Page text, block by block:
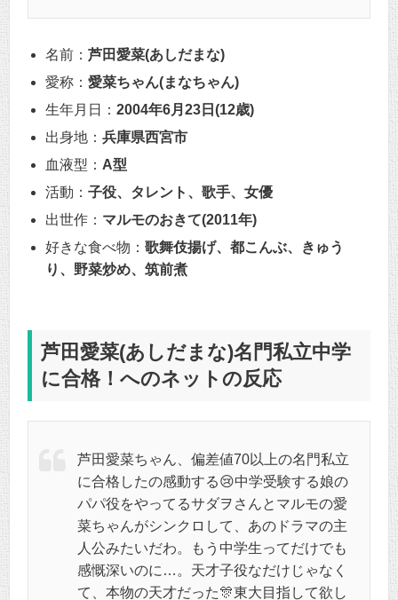
名前： 芦田愛菜(あしだまな)
愛称： 愛菜ちゃん(まなちゃん)
生年月日： 2004年6月23日(12歳)
出身地： 兵庫県西宮市
血液型： A型
活動： 子役、タレント、歌手、女優
出世作： マルモのおきて(2011年)
好きな食べ物： 歌舞伎揚げ、都こんぶ、きゅう
り、野菜炒め、筑前煮
芦田愛菜(あしだまな)名門私立中学
に合格！へのネットの反応
芦田愛菜ちゃん、偏差値70以上の名門私立
に合格したの感動する😢中学受験する娘の
パパ役をやってるサダヲさんとマルモの愛
菜ちゃんがシンクロして、あのドラマの主
人公みたいだわ。もう中学生ってだけでも
感慨深いのに…。天才子役なだけじゃなく
て、本物の天才だった🎊東大目指して欲し